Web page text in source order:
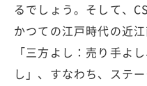
るでしょう。そして、
かつての江戸時代の近
「三方よし：売り手よ
し」、すなわち、ステ